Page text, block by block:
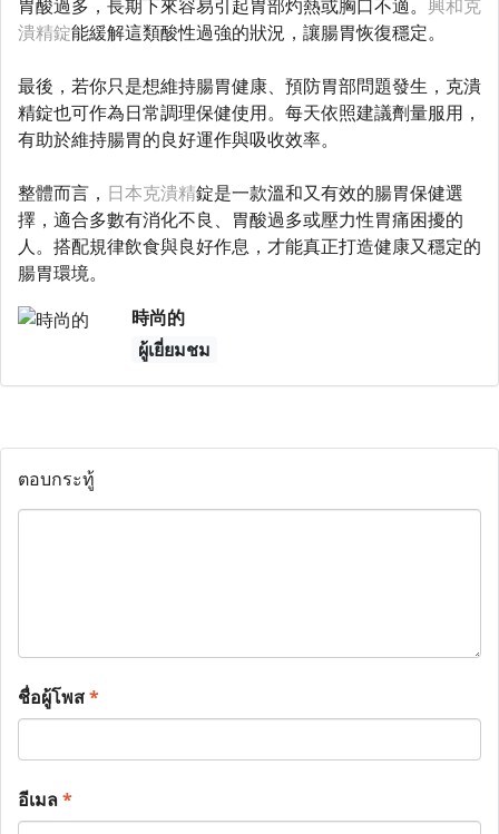
胃酸過多，長期下來容易引起胃部灼熱或胸口不適。 興和克
潰精錠能緩解這類酸性過強的狀況，讓腸胃恢復穩定。
最後，若你只是想維持腸胃健康、預防胃部問題發生，克潰
精錠也可作為日常調理保健使用。每天依照建議劑量服用，
有助於維持腸胃的良好運作與吸收效率。
整體而言， 日本克潰精錠是一款溫和又有效的腸胃保健選
擇，適合多數有消化不良、胃酸過多或壓力性胃痛困擾的
人。搭配規律飲食與良好作息，才能真正打造健康又穩定的
腸胃環境。
時尚的
ผู้เยี่ยมชม
ตอบกระทู้
ชื่อผู้โพส*
อีเมล*